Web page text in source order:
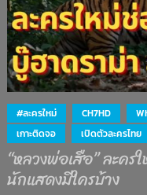
#ละครใหม่ CH7HD
เกาะติดจอ
เปิดตัวละครไทย
“หลวงพ่อเสือ” ละคร
นักแสดงมีใครบ้าง